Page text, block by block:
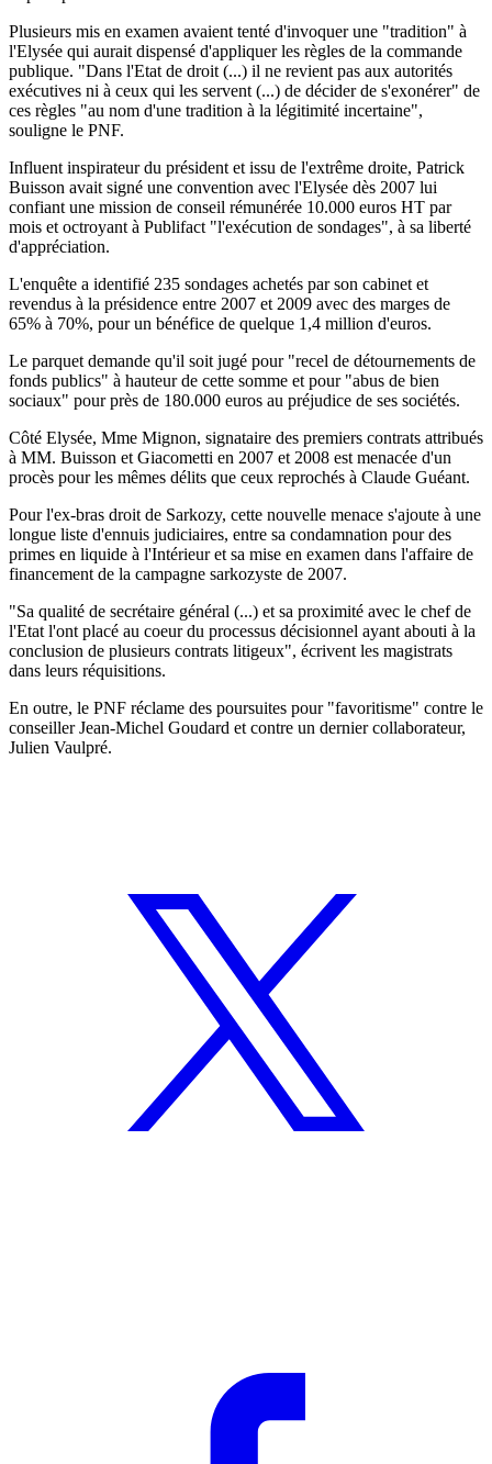
Plusieurs mis en examen avaient tenté d'invoquer une "tradition" à
l'Elysée qui aurait dispensé d'appliquer les règles de la commande
publique. "Dans l'Etat de droit (...) il ne revient pas aux autorités
exécutives ni à ceux qui les servent (...) de décider de s'exonérer" de
ces règles "au nom d'une tradition à la légitimité incertaine",
souligne le PNF.
Influent inspirateur du président et issu de l'extrême droite, Patrick
Buisson avait signé une convention avec l'Elysée dès 2007 lui
confiant une mission de conseil rémunérée 10.000 euros HT par
mois et octroyant à Publifact "l'exécution de sondages", à sa liberté
d'appréciation.
L'enquête a identifié 235 sondages achetés par son cabinet et
revendus à la présidence entre 2007 et 2009 avec des marges de
65% à 70%, pour un bénéfice de quelque 1,4 million d'euros.
Le parquet demande qu'il soit jugé pour "recel de détournements de
fonds publics" à hauteur de cette somme et pour "abus de bien
sociaux" pour près de 180.000 euros au préjudice de ses sociétés.
Côté Elysée, Mme Mignon, signataire des premiers contrats attribués
à MM. Buisson et Giacometti en 2007 et 2008 est menacée d'un
procès pour les mêmes délits que ceux reprochés à Claude Guéant.
Pour l'ex-bras droit de Sarkozy, cette nouvelle menace s'ajoute à une
longue liste d'ennuis judiciaires, entre sa condamnation pour des
primes en liquide à l'Intérieur et sa mise en examen dans l'affaire de
financement de la campagne sarkozyste de 2007.
"Sa qualité de secrétaire général (...) et sa proximité avec le chef de
l'Etat l'ont placé au coeur du processus décisionnel ayant abouti à la
conclusion de plusieurs contrats litigeux", écrivent les magistrats
dans leurs réquisitions.
En outre, le PNF réclame des poursuites pour "favoritisme" contre le
conseiller Jean-Michel Goudard et contre un dernier collaborateur,
Julien Vaulpré.